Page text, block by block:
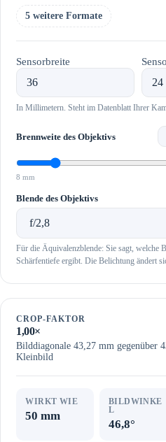
5 weitere Formate
Sensorbreite
In Millimetern. Steht im Datenblatt Ihrer
Brennweite des Objektivs
8 mm
Blende des Objektivs
Für die Äquivalenzblende: Sie sagt, welche
Schärfentiefe ergibt. Die Belichtung ändert
CROP-FAKTOR
1,00×
Bilddiagonale 43,27 mm gegenüber
Kleinbild
WIRKT WIE
50 mm
BILDWINKE
L
46,8°